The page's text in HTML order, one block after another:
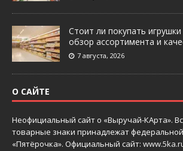
Стоит ли покупать
обзор ассортимента и
7 августа, 2026
О САЙТЕ
Неофициальный сайт о «Выручай-КАрта».
товарные знаки принадлежат
«Пятёрочка». Официальный сайт: